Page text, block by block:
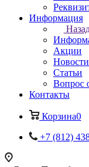
Информация
Акции
Новости
Статьи
Вопрос
Контакты
Корзина0
+7 (812)